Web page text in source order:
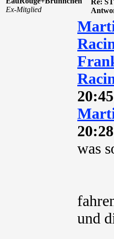
Ex-Mitglied
Re:
was
und